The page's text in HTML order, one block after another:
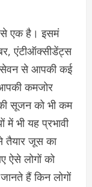
से एक है। इसमं
एंटीऑक्सीडेंट्स
सेवन से आपकी कई
कमजोर
सूजन को भी कम
में भी यह प्रभावी
तैयार जूस का
ऐसे लोगों को
हैं किन लोगों